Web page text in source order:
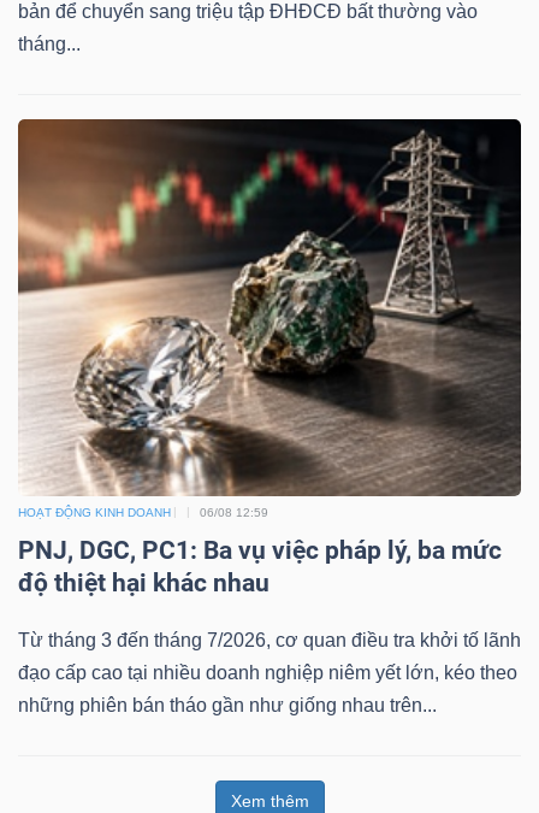
bản để chuyển sang triệu tập ĐHĐCĐ bất thường vào
tháng...
HOẠT ĐỘNG KINH DOANH 06/08 12:59
PNJ, DGC, PC1: Ba vụ việc pháp lý, ba mức
độ thiệt hại khác nhau
Từ tháng 3 đến tháng 7/2026, cơ quan điều tra khởi tố lãnh
đạo cấp cao tại nhiều doanh nghiệp niêm yết lớn, kéo theo
những phiên bán tháo gần như giống nhau trên...
Xem thêm